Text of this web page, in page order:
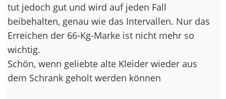
tut jedoch gut und wird auf jeden Fall
beibehalten, genau wie das Intervallen. Nur das
Erreichen der 66-Kg-Marke ist nicht mehr so
wichtig.
Schön, wenn geliebte alte Kleider wieder aus
dem Schrank geholt werden können